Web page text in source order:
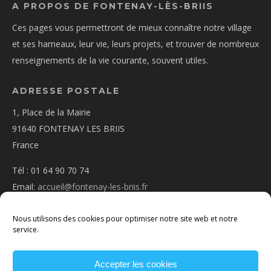
Nous utilisons des cookies pour optimiser notre site web et notre
service.
Accepter les cookies
A PROPOS DE FONTENAY-LÈS-BRIIS
Ces pages vous permettront de mieux connaître notre village
et ses hameaux, leur vie, leurs projets, et trouver de nombreux
renseignements de la vie courante, souvent utiles.
ADRESSE POSTALE
1, Place de la Mairie
91640 FONTENAY LES BRIIS
France
Tél : 01 64 90 70 74
Email: accueil@fontenay-les-briis.fr
NOUS CONTACTER